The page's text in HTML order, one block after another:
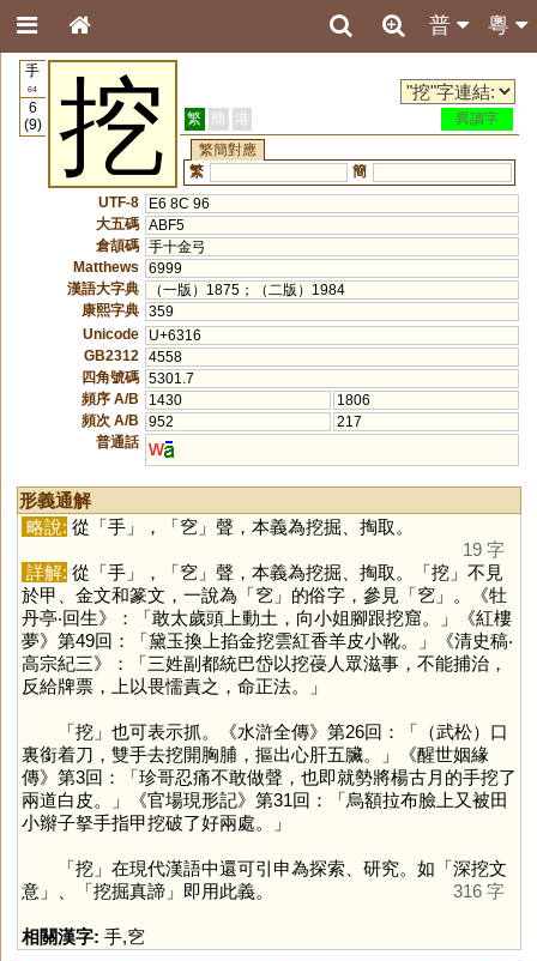
粵
普
手
64
6
(9)
挖 繁 簡 港
異讀字
繁簡對應
繁
簡
UTF-8
E6 8C 96
大五碼 ABF5
倉頡碼 手十金弓
Matthews
6999
漢語大字典
（一版）1875；（二版）1984
康熙字典 359
Unicode
U+6316
GB2312
4558
四角號碼 5301.7
頻序 A/B
1430
1806
頻次 A/B
952
217
普通話 w
形義通解
略說: 從「手」，「穵」聲，本義為挖掘、掏取。
19 字
詳解: 從「手」，「穵」聲，本義為挖掘、掏取。「挖」不見
於甲、金文和篆文，一說為「穵」的俗字，參見「穵」。《牡
丹亭‧回生》：「敢太歲頭上動土，向小姐腳跟挖窟。」《紅樓
夢》第49回：「黛玉換上掐金挖雲紅香羊皮小靴。」《清史稿‧
高宗紀三》：「三姓副都統巴岱以挖葠人眾滋事，不能捕治，
反給牌票，上以畏懦責之，命正法。」
「挖」也可表示抓。《水滸全傳》第26回：「（武松）口
裏銜着刀，雙手去挖開胸脯，摳出心肝五臟。」《醒世姻緣
傳》第3回：「珍哥忍痛不敢做聲，也即就勢將楊古月的手挖了
兩道白皮。」《官場現形記》第31回：「烏額拉布臉上又被田
小辮子拏手指甲挖破了好兩處。」
「挖」在現代漢語中還可引申為探索、研究。如「深挖文
意」、「挖掘真諦」即用此義。
316 字
相關漢字: 手,穵